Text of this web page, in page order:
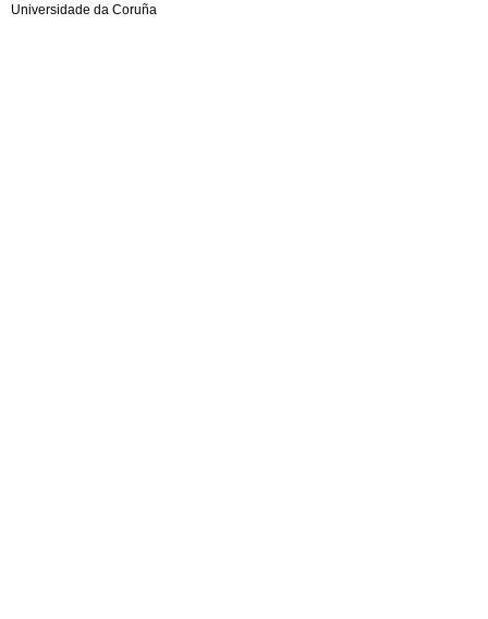
Universidade da Coruña